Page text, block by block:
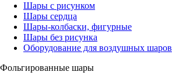
Шары с рисунком
Шары сердца
Шары-колбаски, фигурные
Шары без рисунка
Оборудование для воздушных шаров
Фольгированные шары